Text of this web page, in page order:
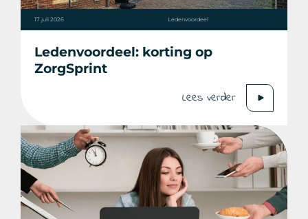
17 juli 2026 Ledenvoordeel
Ledenvoordeel: korting op
ZorgSprint
Lees verder